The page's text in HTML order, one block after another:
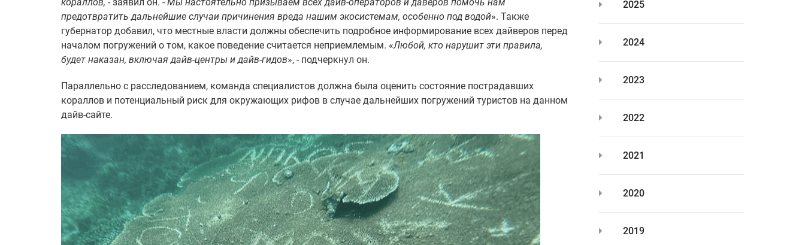
предотвратить дальнейшие случаи причинения вреда нашим экосистемам, особенно под водой». Также
губернатор добавил, что местные власти должны обеспечить подробное информирование всех дайверов перед
началом погружений о том, какое поведение считается неприемлемым. «Любой, кто нарушит эти правила,
будет наказан, включая дайв-центры и дайв-гидов», - подчеркнул он.
Параллельно с расследованием, команда специалистов должна была оценить состояние пострадавших
кораллов и потенциальный риск для окружающих рифов в случае дальнейших погружений туристов на данном
дайв-сайте.
2025
2024
2023
2022
2021
2020
2019